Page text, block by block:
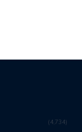
4,734